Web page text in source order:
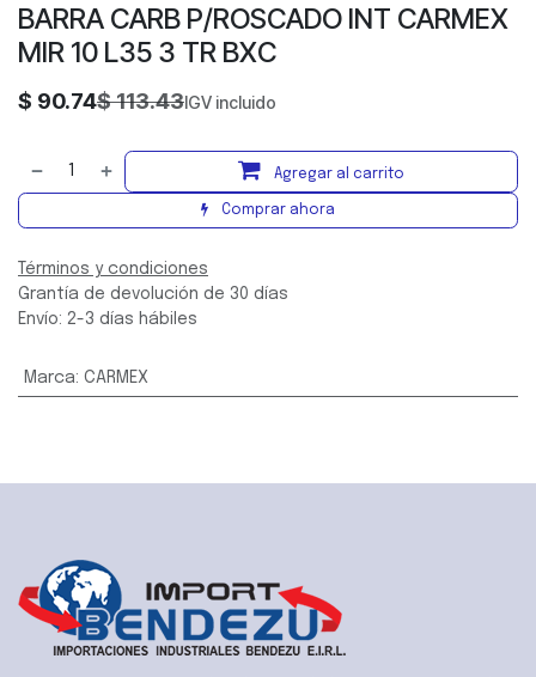
BARRA CARB P/ROSCADO INT CARMEX
MIR 10 L35 3 TR BXC
$ 90.74$113.43IGV incluido
Agregar al carrito
Comprar ahora
Términos y condiciones
Grantía de devolución de 30 días
Envío: 2-3 días hábiles
Marca: CARMEX